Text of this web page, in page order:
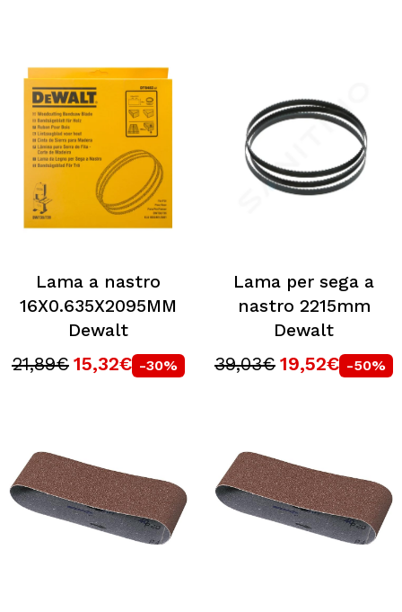
Lama a nastro
16X0.635X2095MM
Dewalt
21,89€ 15,32€ -30%
Lama per sega a
nastro 2215mm
Dewalt
39,03€ 19,52€ -50%